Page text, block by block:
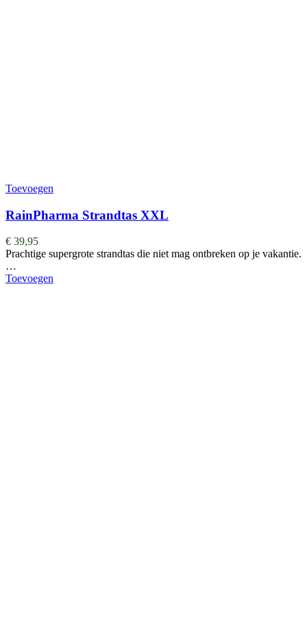
Toevoegen
RainPharma Strandtas XXL
€ 39,95
Prachtige supergrote strandtas die niet mag ontbreken op je vakantie.
…
Toevoegen